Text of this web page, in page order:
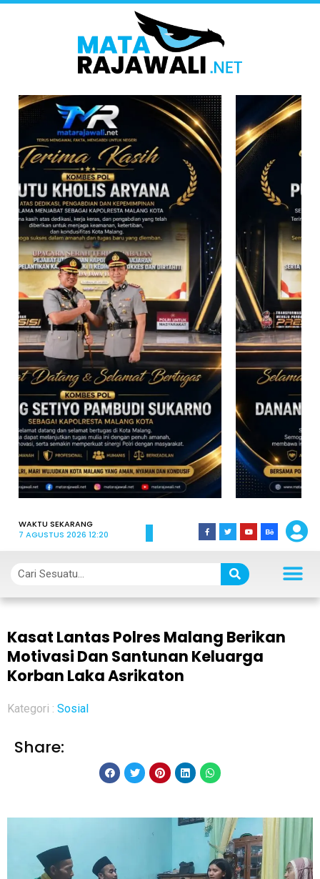
WAKTU SEKARANG
7 AGUSTUS 2026 12:20
Kasat Lantas Polres Malang Berikan
Motivasi Dan Santunan Keluarga
Korban Laka Asrikaton
Kategori : Sosial
Share: